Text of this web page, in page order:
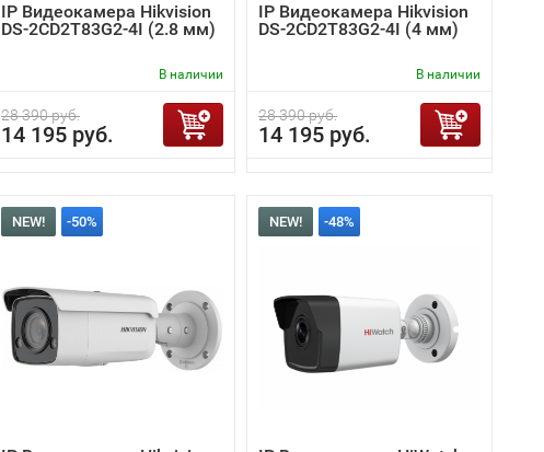
IP Видеокамера Hikvision
DS-2CD2T83G2-4I (2.8 мм)
В наличии
28 390 руб.
14 195 руб.
IP Видеокамера Hikvision
DS-2CD2T83G2-4I (4 мм)
В наличии
28 390 руб.
14 195 руб.
NEW! -50% NEW! -48%